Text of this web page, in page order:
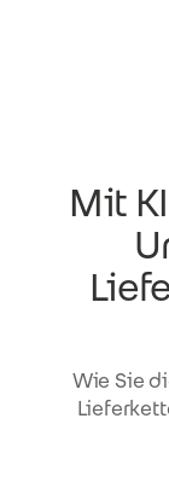
Mit
Wie Sie